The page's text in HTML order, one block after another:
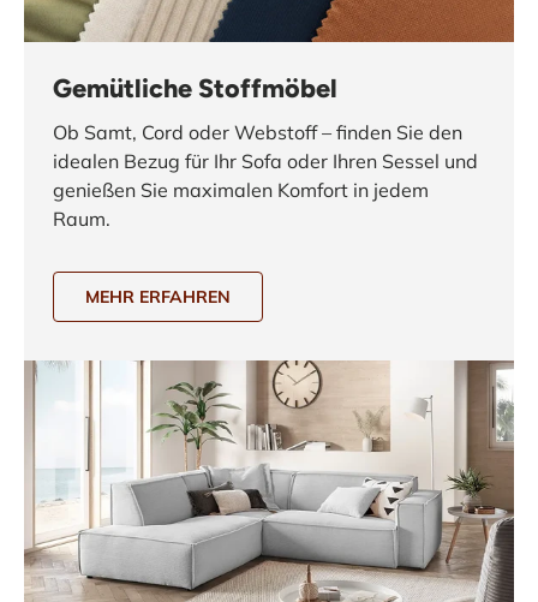
Gemütliche Stoffmöbel
Ob Samt, Cord oder Webstoff – finden Sie den
idealen Bezug für Ihr Sofa oder Ihren Sessel und
genießen Sie maximalen Komfort in jedem
Raum.
MEHR ERFAHREN